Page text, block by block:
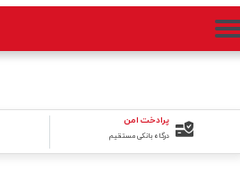
پرادخت امن
درگاه بانکی مستقیم